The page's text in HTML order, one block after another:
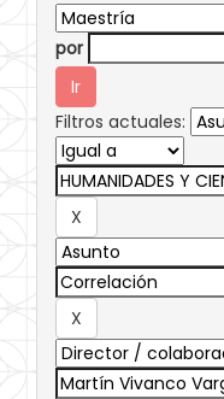
por
Filtros actuales: